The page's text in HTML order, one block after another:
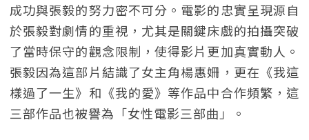
成功與張毅的努力密不可分。電影的忠實呈現源自
於張毅對劇情的重視，尤其是關鍵床戲的拍攝突破
了當時保守的觀念限制，使得影片更加真實動人。
張毅因為這部片結識了女主角楊惠姍，更在《我這
樣過了一生》和《我的愛》等作品中合作頻繁，這
三部作品也被譽為「女性電影三部曲」。